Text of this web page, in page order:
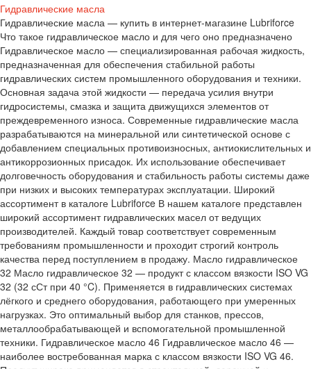
Гидравлические масла
Гидравлические масла — купить в интернет-магазине Lubriforce
Что такое гидравлическое масло и для чего оно предназначено
Гидравлическое масло — специализированная рабочая жидкость,
предназначенная для обеспечения стабильной работы
гидравлических систем промышленного оборудования и техники.
Основная задача этой жидкости — передача усилия внутри
гидросистемы, смазка и защита движущихся элементов от
преждевременного износа. Современные гидравлические масла
разрабатываются на минеральной или синтетической основе с
добавлением специальных противоизносных, антиокислительных и
антикоррозионных присадок. Их использование обеспечивает
долговечность оборудования и стабильность работы системы даже
при низких и высоких температурах эксплуатации. Широкий
ассортимент в каталоге Lubriforce В нашем каталоге представлен
широкий ассортимент гидравлических масел от ведущих
производителей. Каждый товар соответствует современным
требованиям промышленности и проходит строгий контроль
качества перед поступлением в продажу. Масло гидравлическое
32 Масло гидравлическое 32 — продукт с классом вязкости ISO VG
32 (32 сСт при 40 °C). Применяется в гидравлических системах
лёгкого и среднего оборудования, работающего при умеренных
нагрузках. Это оптимальный выбор для станков, прессов,
металлообрабатывающей и вспомогательной промышленной
техники. Гидравлическое масло 46 Гидравлическое масло 46 —
наиболее востребованная марка с классом вязкости ISO VG 46.